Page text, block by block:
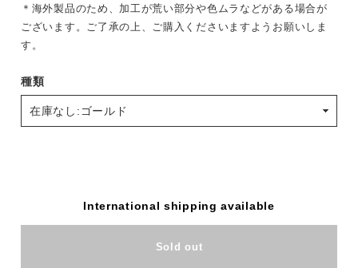
＊海外製品のため、加工が荒い部分や色ムラなどがある場合が
ございます。ご了承の上、ご購入くださいますようお願いしま
す。
種類
International shipping available
Sold out